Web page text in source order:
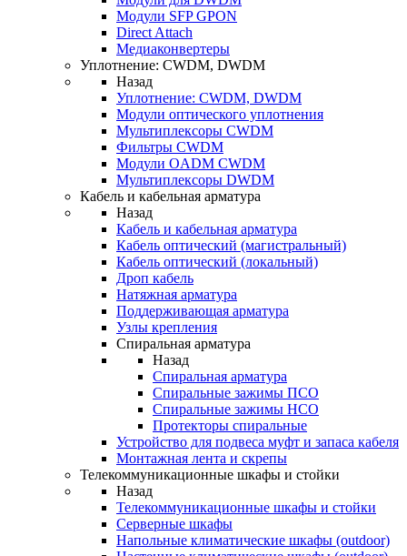
Модули SFP GPON
Direct Attach
Медиаконвертеры
Уплотнение: CWDM, DWDM
Назад
Уплотнение: CWDM, DWDM
Модули оптического уплотнения
Мультиплексоры CWDM
Фильтры CWDM
Модули OADM CWDM
Мультиплексоры DWDM
Кабель и кабельная арматура
Назад
Кабель и кабельная арматура
Кабель оптический (магистральный)
Кабель оптический (локальный)
Дроп кабель
Натяжная арматура
Поддерживающая арматура
Узлы крепления
Спиральная арматура
Назад
Спиральная арматура
Спиральные зажимы ПСО
Спиральные зажимы НСО
Протекторы спиральные
Устройство для подвеса муфт и запаса кабеля
Монтажная лента и скрепы
Телекоммуникационные шкафы и стойки
Назад
Телекоммуникационные шкафы и стойки
Серверные шкафы
Напольные климатические шкафы (outdoor)